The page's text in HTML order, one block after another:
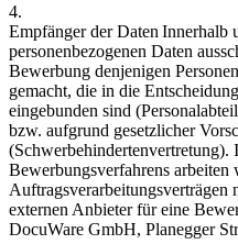
4.
Empfänger der Daten Innerhalb
personenbezogenen Daten
Bewerbung denjenigen
gemacht, die in die
eingebunden sind
bzw. aufgrund gesetzlicher
(Schwerbehindertenvertretung).
Bewerbungsverfahrens arbeiten
externen Anbieter für eine
DocuWare GmbH, Planegger